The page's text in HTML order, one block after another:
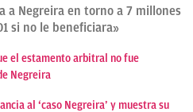
a Negreira en torno a 7 millones
si no le beneficiara»
el estamento arbitral no fue
Negreira
al ‘caso Negreira’ y muestra su